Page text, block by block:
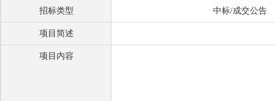
招标类型 中标/成交公告
项目简述
项目内容